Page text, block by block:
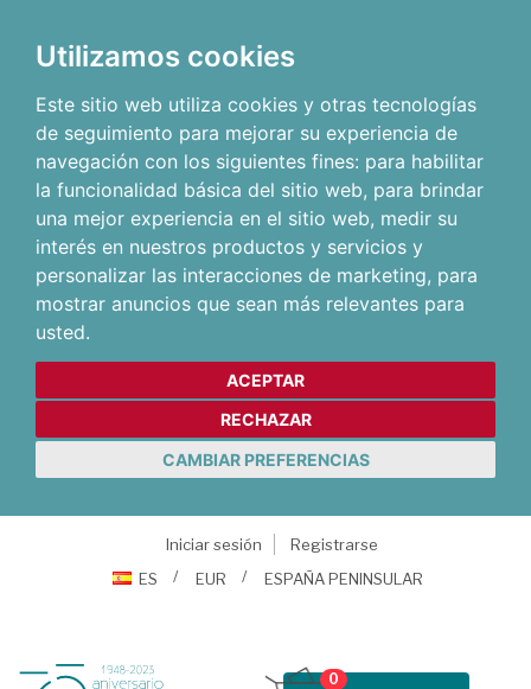
Utilizamos cookies
Este sitio web utiliza cookies y otras tecnologías
de seguimiento para mejorar su experiencia de
navegación con los siguientes fines: para habilitar
la funcionalidad básica del sitio web, para brindar
una mejor experiencia en el sitio web, medir su
interés en nuestros productos y servicios y
personalizar las interacciones de marketing, para
mostrar anuncios que sean más relevantes para
usted.
ACEPTAR
RECHAZAR
CAMBIAR PREFERENCIAS
Iniciar sesión
Registrarse
ES
EUR ESPAÑA PENINSULAR
0